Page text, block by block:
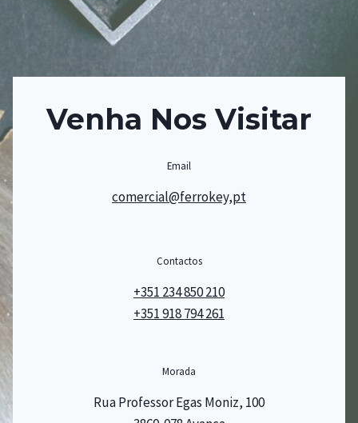
Venha Nos Visitar
Email
comercial@ferrokey,pt
Contactos
+351 234 850 210
+351 918 794 261
Morada
Rua Professor Egas Moniz, 100